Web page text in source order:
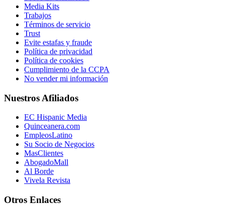
Media Kits
Trabajos
Términos de servicio
Trust
Evite estafas y fraude
Política de privacidad
Política de cookies
Cumplimiento de la CCPA
No vender mi información
Nuestros Afiliados
EC Hispanic Media
Quinceanera.com
EmpleosLatino
Su Socio de Negocios
MasClientes
AbogadoMall
Al Borde
Vivela Revista
Otros Enlaces